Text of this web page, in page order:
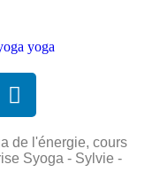
de l'énergie, cours
Syoga - Sylvie -